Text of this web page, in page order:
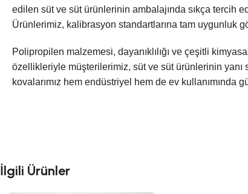
edilen süt ve süt ürünlerinin ambalajında sıkça tercih
Ürünlerimiz, kalibrasyon standartlarına tam uygunluk
Polipropilen malzemesi, dayanıklılığı ve çeşitli
özellikleriyle müşterilerimiz, süt ve süt ürünlerinin
kovalarımız hem endüstriyel hem de ev kullanımında
İlgili Ürünler